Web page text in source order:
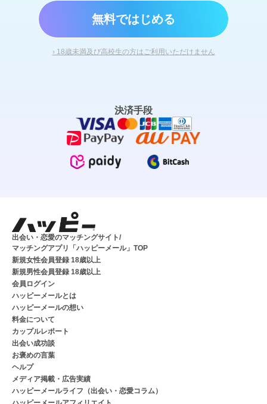
無料ではじめる
› 18歳未満及び高校生の方はご利用いただけません
決済手段
出会い・恋愛のマッチングサイト/
マッチングアプリ「ハッピーメール」TOP
新規女性会員登録 18歳以上
新規男性会員登録 18歳以上
会員ログイン
ハッピーメールとは
ハッピーメールの想い
料金について
カップルレポート
出会い成功談
お褒めの言葉
ヘルプ
メディア掲載・広告実績
ハッピーメールライフ（出会い・恋愛コラム）